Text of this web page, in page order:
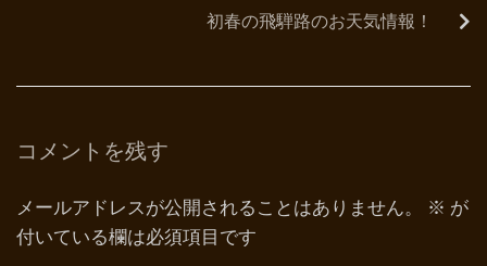
初春の飛騨路のお天気情報！
コメントを残す
メールアドレスが公開されることはありません。 ※ が
付いている欄は必須項目です